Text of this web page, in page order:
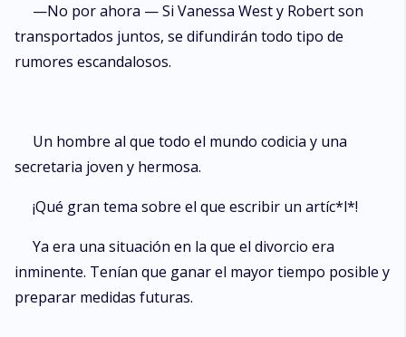
—No por ahora — Si Vanessa West y Robert son
transportados juntos, se difundirán todo tipo de
rumores escandalosos.
Un hombre al que todo el mundo codicia y una
secretaria joven y hermosa.
¡Qué gran tema sobre el que escribir un artíc*l*!
Ya era una situación en la que el divorcio era
inminente. Tenían que ganar el mayor tiempo posible y
preparar medidas futuras.